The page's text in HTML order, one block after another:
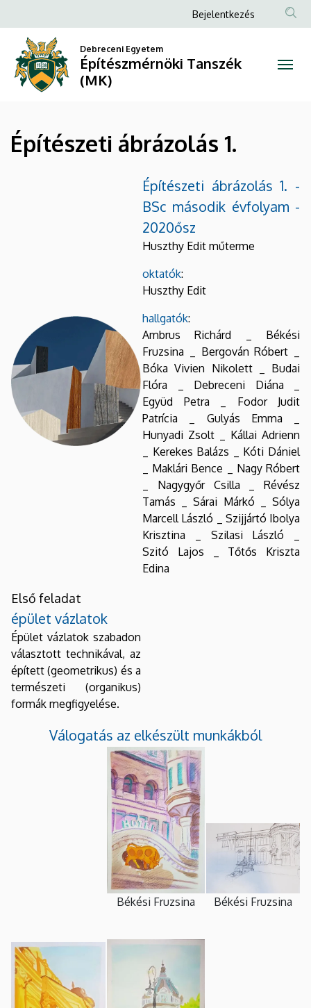
ábrázolás
Építészmérnöki
Tanszék
a
tartalomra
Anonim
menüje
Bejelentkezés
Debreceni Egyetem
Építészmérnöki Tanszék
(MK)
Építészeti ábrázolás 1.
Építészeti ábrázolás 1. -
BSc második évfolyam -
2020ősz
Huszthy Edit műterme
oktatók:
Huszthy Edit
hallgatók:
Ambrus Richárd _ Békési
Fruzsina _ Bergován Róbert _
Bóka Vivien Nikolett _ Budai
Flóra _ Debreceni Diána _
Együd Petra _ Fodor Judit
Patrícia _ Gulyás Emma _
Hunyadi Zsolt _ Kállai Adrienn
_ Kerekes Balázs _ Kóti Dániel
_ Maklári Bence _ Nagy Róbert
_ Nagygyőr Csilla _ Révész
Tamás _ Sárai Márkó _ Sólya
Marcell László _ Szijjártó Ibolya
Krisztina _ Szilasi László _
Szitó Lajos _ Tőtős Kriszta
Edina
Első feladat
épület vázlatok
Épület vázlatok szabadon
választott technikával, az
épített (geometrikus) és a
természeti (organikus)
formák megfigyelése.
Válogatás az elkészült munkákból
Békési Fruzsina Békési Fruzsina